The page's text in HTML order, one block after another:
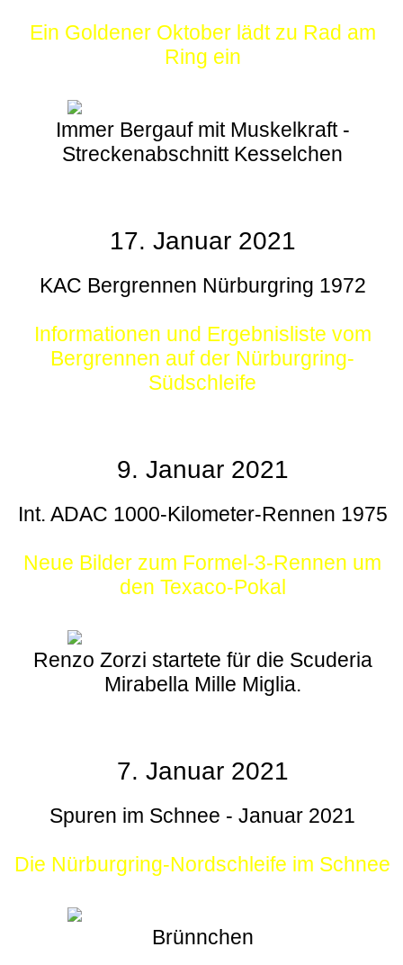
Ein Goldener Oktober lädt zu Rad am
Ring ein
Immer Bergauf mit Muskelkraft -
Streckenabschnitt Kesselchen
17. Januar 2021
KAC Bergrennen Nürburgring 1972
Informationen und Ergebnisliste vom
Bergrennen auf der Nürburgring-
Südschleife
9. Januar 2021
Int. ADAC 1000-Kilometer-Rennen 1975
Neue Bilder zum Formel-3-Rennen um
den Texaco-Pokal
Renzo Zorzi startete für die Scuderia
Mirabella Mille Miglia.
7. Januar 2021
Spuren im Schnee - Januar 2021
Die Nürburgring-Nordschleife im Schnee
Brünnchen